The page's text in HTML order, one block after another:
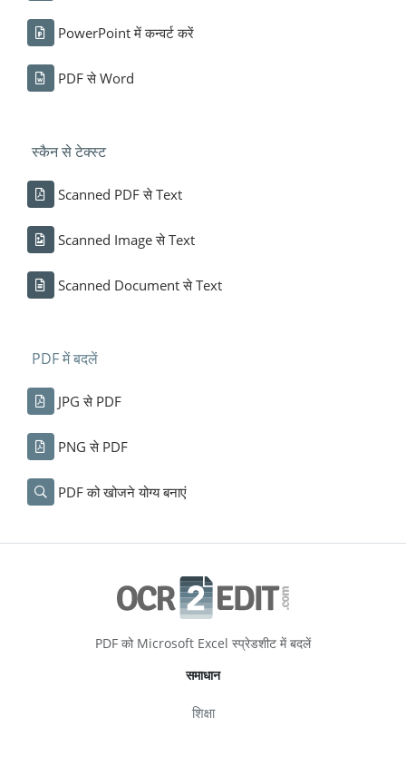
PowerPoint में कन्वर्ट करें
PDF से Word
स्कैन से टेक्स्ट
Scanned PDF से Text
Scanned Image से Text
Scanned Document से Text
PDF में बदलें
JPG से PDF
PNG से PDF
PDF को खोजने योग्य बनाएं
PDF को Microsoft Excel स्प्रेडशीट में बदलें
समाधान
शिक्षा